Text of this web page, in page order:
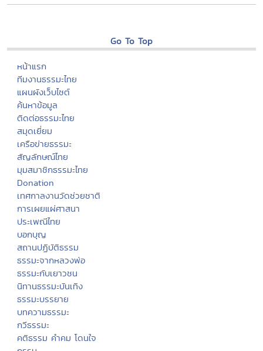
Go To Top
หน้าแรก
ทีมงานธรรมะไทย
แผนผังเว็บไซต์
ค้นหาข้อมูล
ติดต่อธรรมะไทย
สมุดเยี่ยม
เครือข่ายธรรมะ
สัญลักษณ์ไทย
มุมสมาชิกธรรมะไทย
Donation
เทศกาลงานวัดช่วยชาติ
การเผยแผ่ศาสนา
ประเพณีไทย
บอกบุญ
สถานปฏิบัติธรรม
ธรรมะจากหลวงพ่อ
ธรรมะกับเยาวชน
นิทานธรรมะบันเทิง
ธรรมะบรรยาย
บทความธรรมะ
กวีธรรมะ
คติธรรม คำคม โดนใจ